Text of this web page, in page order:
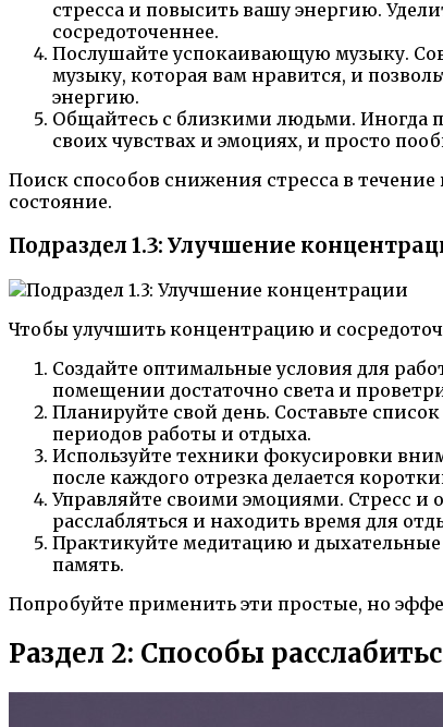
стресса и повысить вашу энергию.
сосредоточеннее.
Послушайте успокаивающую музыку.
музыку, которая вам нравится, и
энергию.
Общайтесь с близкими людьми. Иногда
своих чувствах и эмоциях, и просто
Поиск способов снижения стресса в
состояние.
Подраздел 1.3: Улучшение
Чтобы улучшить концентрацию и
Создайте оптимальные условия для
помещении достаточно света и
Планируйте свой день. Составьте
периодов работы и отдыха.
Используйте техники фокусировки
после каждого отрезка делается
Управляйте своими эмоциями. Стресс и
расслабляться и находить время для
Практикуйте медитацию и
память.
Попробуйте применить эти простые, но
Раздел 2: Способы